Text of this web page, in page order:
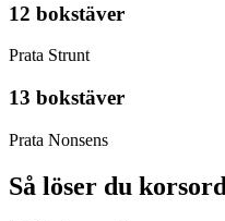
12 bokstäver
Prata Strunt
13 bokstäver
Prata Nonsens
Så löser du